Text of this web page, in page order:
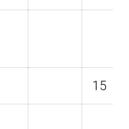
15